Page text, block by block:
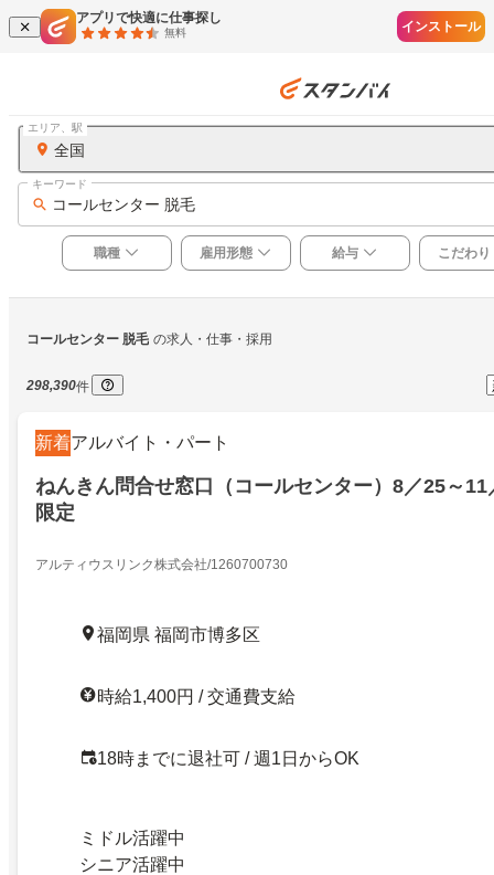
アプリで快適に仕事探し
無料 インストール
全国
エリア、駅
コールセンター 脱毛
キーワード
職種 雇用形態 給与 こだわり
コールセンター 脱毛 の求人・仕事・採用
298,390件
新着アルバイト・パート
ねんきん問合せ窓口（コールセンター）8／25～
限定
アルティウスリンク株式会社/1260700730
福岡県 福岡市博多区
時給1,400円 / 交通費支給
18時までに退社可 / 週1日からOK
ミドル活躍中
シニア活躍中